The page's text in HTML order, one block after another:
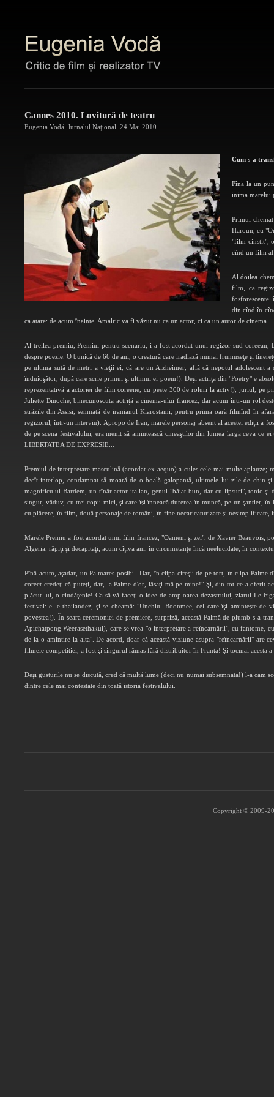
Cannes 2010. Lovitură de teatru
Eugenia Vodă Jurnalul Naţional 24 Mai 2010
Cum s-a
Pînă la un
inima marelui
Primul
Haroun, cu
"film cinstit",
cînd un film
Al doilea
film, ca
din cînd în
ca atare: de acum înainte, Amalric va fi văzut nu ca un actor, ci ca un autor de cinema.
Al treilea premiu, Premiul pentru scenariu, i-a fost acordat unui regizor sud-
despre poezie. O bunică de 66 de ani, o creatură care iradiază numai frumuseţe şi
pe ultima sută de metri a vieţii ei, că are un Alzheimer, află că nepotul adolescent
înduioşător, după care scrie primul şi ultimul ei poem!). Deşi actriţa din "Poetry" e
reprezentativă a actoriei de film coreene, cu peste 300 de roluri la activ!), juriul, pe
Juliette Binoche, binecunoscuta actriţă a cinema-ului francez, dar acum într-un rol
străzile din Assisi, semnată de iranianul Kiarostami, pentru prima oară filmînd în
regizorul, într-un interviu). Apropo de Iran, marele personaj absent al acestei ediţii a
de pe scena festivalului, era menit să amintească cineaştilor din lumea largă ceva
LIBERTATEA DE EXPRESIE...
Premiul de interpretare masculină (acordat ex aequo) a cules cele mai multe
decît interlop, condamnat să moară de o boală galopantă, ultimele lui zile de chin
magnificului Bardem, un tînăr actor italian, genul "băiat bun, dar cu lipsuri", tonic şi
singur, văduv, cu trei copii mici, şi care îşi înneacă durerea în muncă, pe un şantier,
cu plăcere, în film, două personaje de români, în fine necaricaturizate şi
Marele Premiu a fost acordat unui film francez, "Oameni şi zei", de Xavier Beauvois,
Algeria, răpiţi şi decapitaţi, acum cîţiva ani, în circumstanţe încă neelucidate, în
Pînă acum, aşadar, un Palmares posibil. Dar, în clipa cireşii de pe tort, în clipa
corect credeţi că puteţi, dar, la Palme d'or, lăsaţi-mă pe mine!" Şi, din tot ce a oferit
plăcut lui, o ciudăţenie! Ca să vă faceţi o idee de amploarea dezastrului, ziarul Le
festival: el e thailandez, şi se cheamă: "Unchiul Boonmee, cel care îşi aminteşte
povestea!). În seara ceremoniei de premiere, surpriză, această Palmă de plumb s-a
Apichatpong Weerasethakul), care se vrea "o interpretare a reîncarnării", cu
de la o amintire la alta". De acord, doar că această viziune asupra "reîncarnării"
filmele competiţiei, a fost şi singurul rămas fără distribuitor în Franţa! Şi tocmai acesta
Deşi gusturile nu se discută, cred că multă lume (deci nu numai subsemnata!) l-a cam
dintre cele mai contestate din toată istoria festivalului.
Copyright © 2009-